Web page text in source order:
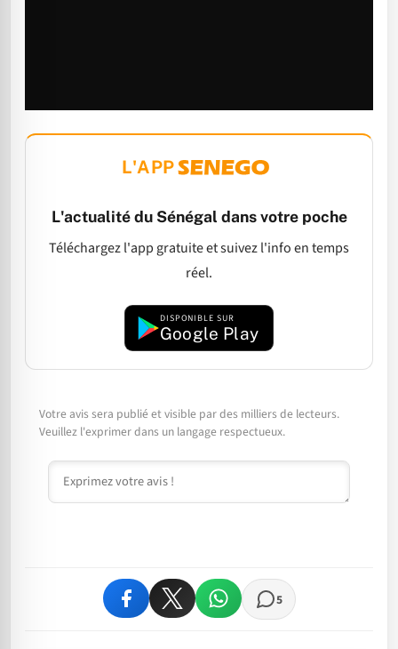
L'APP
L'actualité du Sénégal dans votre poche
Téléchargez l'app gratuite et suivez l'info en temps
réel.
DISPONIBLE SUR
Google Play
Votre avis sera publié et visible par des milliers de lecteurs.
Veuillez l'exprimer dans un langage respectueux.
Commentaire
5